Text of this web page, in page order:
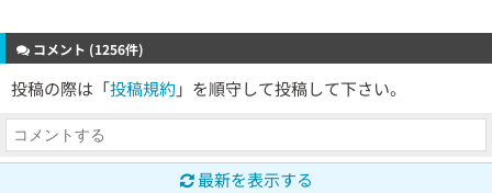
コメント (1256件)
投稿の際は「投稿規約 」を順守して投稿して下さい。
最新を表示する